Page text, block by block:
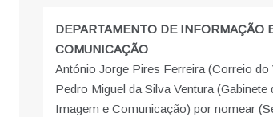
DEPARTAMENTO DE INFORMAÇÃO
COMUNICAÇÃO
António Jorge Pires Ferreira (Correio do
Pedro Miguel da Silva Ventura (Gabinete
Imagem e Comunicação) por nomear